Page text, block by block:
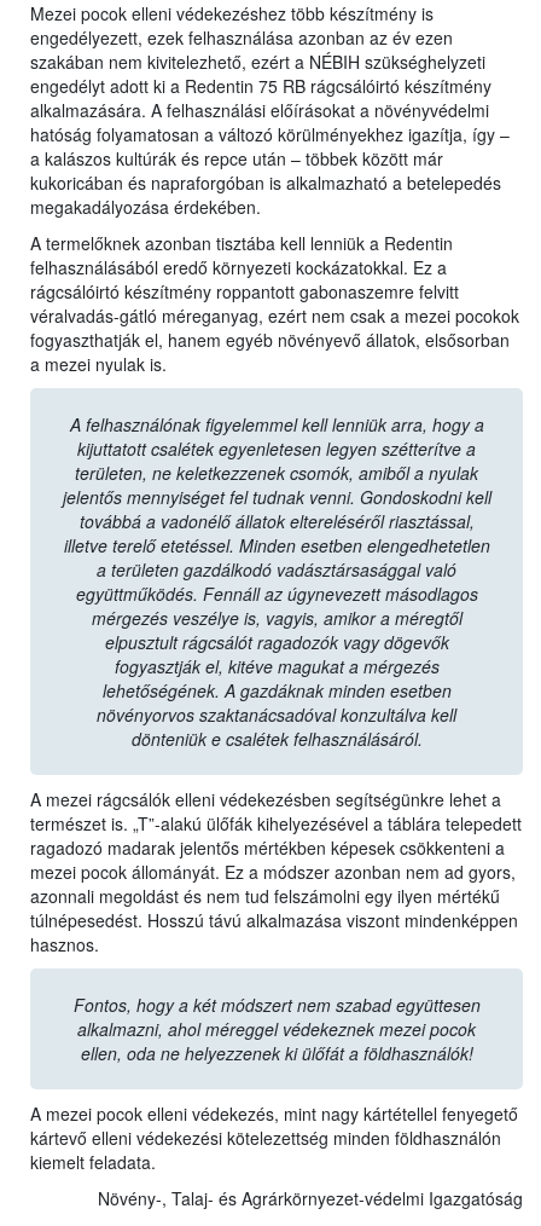
Mezei pocok elleni védekezéshez több készítmény is
engedélyezett, ezek felhasználása azonban az év ezen
szakában nem kivitelezhető, ezért a NÉBIH szükséghelyzeti
engedélyt adott ki a Redentin 75 RB rágcsálóirtó készítmény
alkalmazására. A felhasználási előírásokat a növényvédelmi
hatóság folyamatosan a változó körülményekhez igazítja, így –
a kalászos kultúrák és repce után – többek között már
kukoricában és napraforgóban is alkalmazható a betelepedés
megakadályozása érdekében.
A termelőknek azonban tisztába kell lenniük a Redentin
felhasználásából eredő környezeti kockázatokkal. Ez a
rágcsálóirtó készítmény roppantott gabonaszemre felvitt
véralvadás-gátló méreganyag, ezért nem csak a mezei pocokok
fogyaszthatják el, hanem egyéb növényevő állatok, elsősorban
a mezei nyulak is.
A felhasználónak figyelemmel kell lenniük arra, hogy a
kijuttatott csalétek egyenletesen legyen szétterítve a
területen, ne keletkezzenek csomók, amiből a nyulak
jelentős mennyiséget fel tudnak venni. Gondoskodni kell
továbbá a vadonélő állatok eltereléséről riasztással,
illetve terelő etetéssel. Minden esetben elengedhetetlen
a területen gazdálkodó vadásztársasággal való
együttműködés. Fennáll az úgynevezett másodlagos
mérgezés veszélye is, vagyis, amikor a méregtől
elpusztult rágcsálót ragadozók vagy dögevők
fogyasztják el, kitéve magukat a mérgezés
lehetőségének. A gazdáknak minden esetben
növényorvos szaktanácsadóval konzultálva kell
dönteniük e csalétek felhasználásáról.
A mezei rágcsálók elleni védekezésben segítségünkre lehet a
természet is. „T”-alakú ülőfák kihelyezésével a táblára telepedett
ragadozó madarak jelentős mértékben képesek csökkenteni a
mezei pocok állományát. Ez a módszer azonban nem ad gyors,
azonnali megoldást és nem tud felszámolni egy ilyen mértékű
túlnépesedést. Hosszú távú alkalmazása viszont mindenképpen
hasznos.
Fontos, hogy a két módszert nem szabad együttesen
alkalmazni, ahol méreggel védekeznek mezei pocok
ellen, oda ne helyezzenek ki ülőfát a földhasználók!
A mezei pocok elleni védekezés, mint nagy kártétellel fenyegető
kártevő elleni védekezési kötelezettség minden földhasználón
kiemelt feladata.
Növény-, Talaj- és Agrárkörnyezet-védelmi Igazgatóság